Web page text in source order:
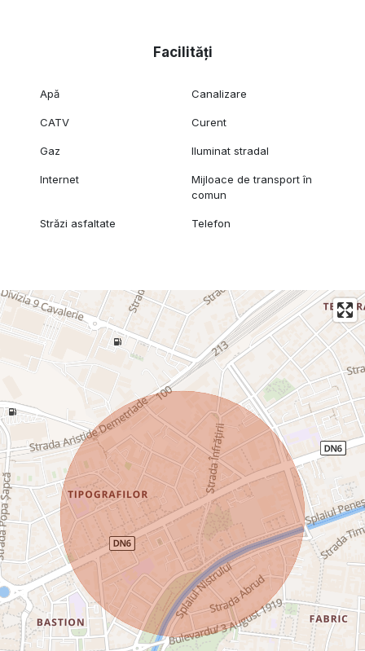
Facilități
Apă Canalizare
CATV Curent
Gaz Iluminat stradal
Internet
Mijloace de transport în
comun
Străzi asfaltate Telefon